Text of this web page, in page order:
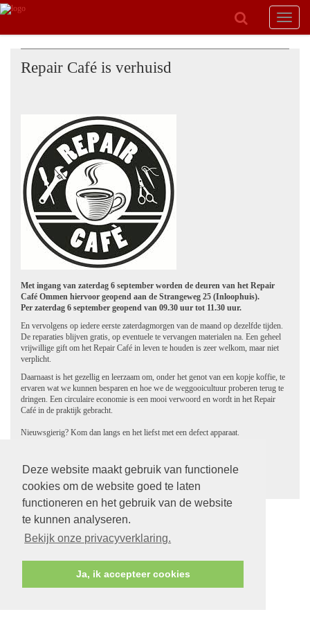
Deze website maakt gebruik van functionele
cookies om de website goed te laten
functioneren en het gebruik van de website
te kunnen analyseren.
Bekijk onze privacyverklaring.
Ja, ik accepteer cookies
Toggle
Repair Café is verhuisd
Met ingang van zaterdag 6 september worden de deuren van het Repair
Café Ommen hiervoor geopend aan de Strangeweg 25 (Inloophuis).
Per zaterdag 6 september geopend van 09.30 uur tot 11.30 uur.
En vervolgens op iedere eerste zaterdagmorgen van de maand op dezelfde tijden.
De reparaties blijven gratis, op eventuele te vervangen materialen na. Een geheel
vrijwillige gift om het Repair Café in leven te houden is zeer welkom, maar niet
verplicht.
Daarnaast is het gezellig en leerzaam om, onder het genot van een kopje koffie, te
ervaren wat we kunnen besparen en hoe we de weggooicultuur proberen terug te
dringen. Een circulaire economie is een mooi verwoord en wordt in het Repair
Café in de praktijk gebracht.
Nieuwsgierig? Kom dan langs en het liefst met een defect apparaat.